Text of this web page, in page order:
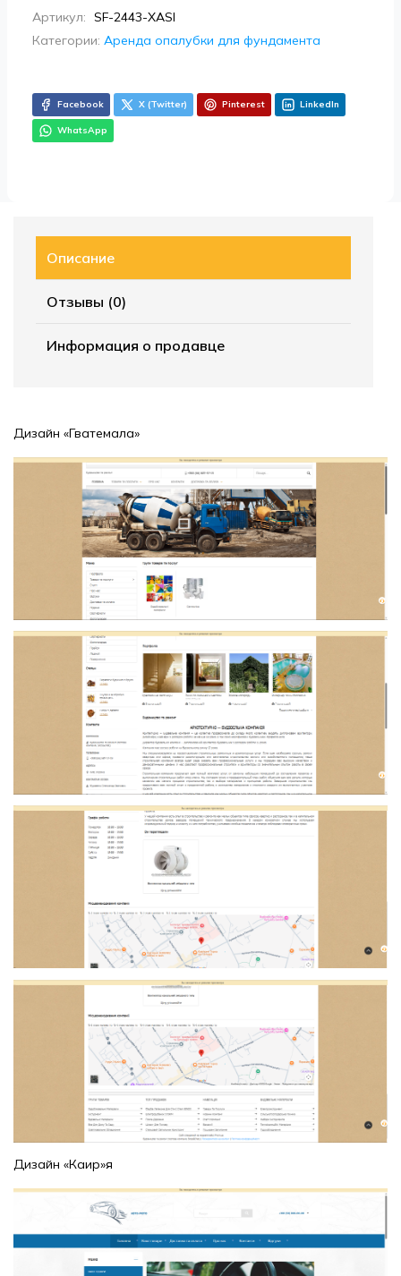
Артикул: SF-2443-XASI
Категории: Аренда опалубки для фундамента
Facebook X (Twitter) Pinterest LinkedIn
WhatsApp
Описание
Отзывы (0)
Информация о продавце
Дизайн «Гватемала»
Дизайн «Каир»я